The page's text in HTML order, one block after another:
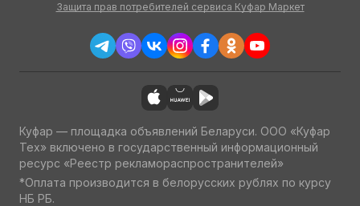
Защита прав потребителей сервиса Куфар Маркет
Куфар — площадка объявлений Беларуси. ООО «Куфар
Тех» включено в государственный информационный
ресурс «Реестр рекламораспространителей»
*Оплата производится в белорусских рублях по курсу
НБ РБ.